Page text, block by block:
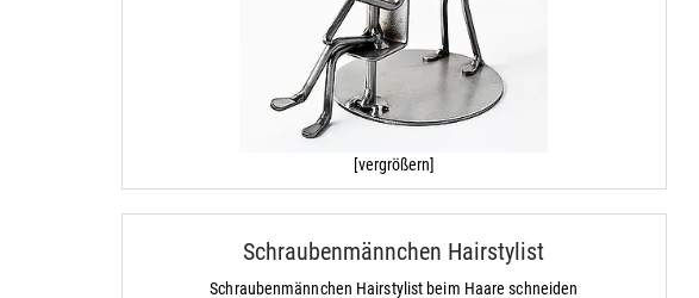
[vergrößern]
Schraubenmännchen Hairstylist
Schraubenmännchen Hairstylist beim Haare schneiden